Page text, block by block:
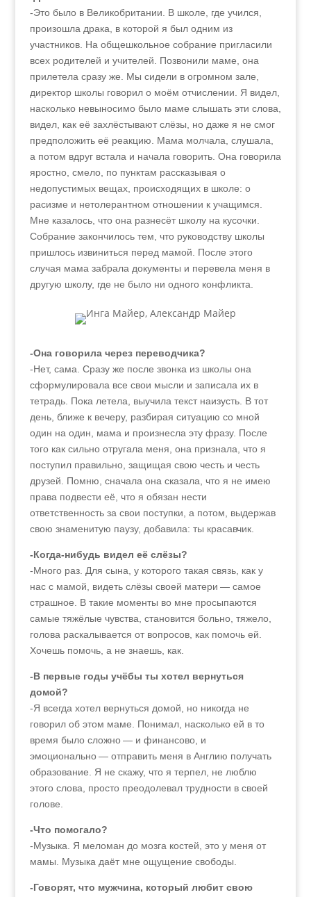
-Это было в Великобритании. В школе, где учился,
произошла драка, в которой я был одним из
участников. На общешкольное собрание пригласили
всех родителей и учителей. Позвонили маме, она
прилетела сразу же. Мы сидели в огромном зале,
директор школы говорил о моём отчислении. Я видел,
насколько невыносимо было маме слышать эти слова,
видел, как её захлёстывают слёзы, но даже я не смог
предположить её реакцию. Мама молчала, слушала,
а потом вдруг встала и начала говорить. Она говорила
яростно, смело, по пунктам рассказывая о
недопустимых вещах, происходящих в школе: о
расизме и нетолерантном отношении к учащимся.
Мне казалось, что она разнесёт школу на кусочки.
Собрание закончилось тем, что руководству школы
пришлось извиниться перед мамой. После этого
случая мама забрала документы и перевела меня в
другую школу, где не было ни одного конфликта.
-Она говорила через переводчика?
-Нет, сама. Сразу же после звонка из школы она
сформулировала все свои мысли и записала их в
тетрадь. Пока летела, выучила текст наизусть. В тот
день, ближе к вечеру, разбирая ситуацию со мной
один на один, мама и произнесла эту фразу. После
того как сильно отругала меня, она признала, что я
поступил правильно, защищая свою честь и честь
друзей. Помню, сначала она сказала, что я не имею
права подвести её, что я обязан нести
ответственность за свои поступки, а потом, выдержав
свою знаменитую паузу, добавила: ты красавчик.
-Когда-нибудь видел её слёзы?
-Много раз. Для сына, у которого такая связь, как у
нас с мамой, видеть слёзы своей матери — самое
страшное. В такие моменты во мне просыпаются
самые тяжёлые чувства, становится больно, тяжело,
голова раскалывается от вопросов, как помочь ей.
Хочешь помочь, а не знаешь, как.
-В первые годы учёбы ты хотел вернуться
домой?
-Я всегда хотел вернуться домой, но никогда не
говорил об этом маме. Понимал, насколько ей в то
время было сложно — и финансово, и
эмоционально — отправить меня в Англию получать
образование. Я не скажу, что я терпел, не люблю
этого слова, просто преодолевал трудности в своей
голове.
-Что помогало?
-Музыка. Я меломан до мозга костей, это у меня от
мамы. Музыка даёт мне ощущение свободы.
-Говорят, что мужчина, который любит свою